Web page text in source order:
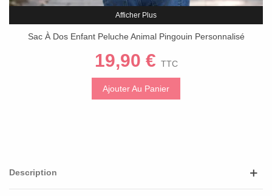
Afficher Plus
Sac À Dos Enfant Peluche Animal Pingouin Personnalisé
19,90 € TTC
Ajouter Au Panier
Description